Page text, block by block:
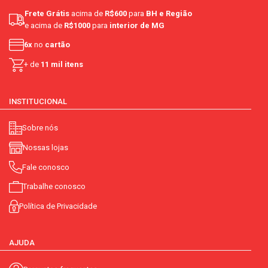
aromatizante:não contém
contém glúten:
aromatizante artificial:não contém
sem adição de açúcar:
açúcar próprio dos ingredientes:
integral:sim
sabor:
light:não
diet:não
Frete Grátis acima de R$600 para BH e Região
e acima de R$1000 para interior de MG
6x no cartão
+ de 11 mil itens
INSTITUCIONAL
Sobre nós
Nossas lojas
Fale conosco
Trabalhe conosco
Política de Privacidade
AJUDA